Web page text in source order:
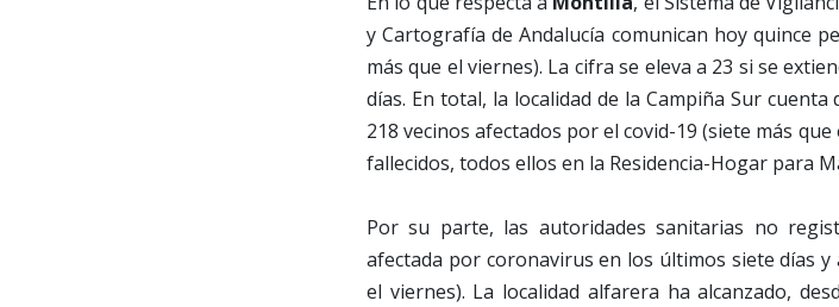
y Cartografía de Andalucía comunican hoy quince
más que el viernes). La cifra se eleva a 23 si se
días. En total, la localidad de la Campiña Sur
218 vecinos afectados por el covid-19 (siete más
fallecidos, todos ellos en la Residencia-Hogar para
Por su parte, las autoridades sanitarias no
afectada por coronavirus en los últimos siete días
el viernes). La localidad alfarera ha alcanzado,